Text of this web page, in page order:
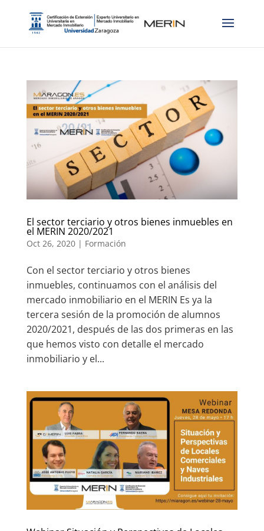
El sector terciario y otros bienes inmuebles en
el MERIN 2020/2021
Oct 26, 2020| Formación
Con el sector terciario y otros bienes
inmuebles, continuamos con el análisis del
mercado inmobiliario en el MERIN Es ya la
tercera sesión de la promoción de alumnos
2020/2021, después de las dos primeras en las
que hemos visto con detalle el mercado
inmobiliario y el...